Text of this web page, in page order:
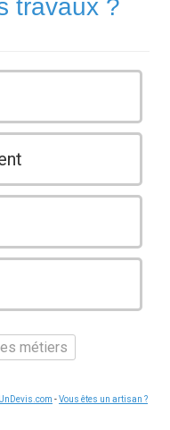
travaux ?
métiers
-Vous êtes un artisan ?